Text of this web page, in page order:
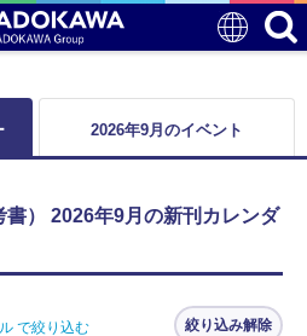
2026年9月のイベント
） 2026年9月の新刊カレンダ
で絞り込む 絞り込み解除